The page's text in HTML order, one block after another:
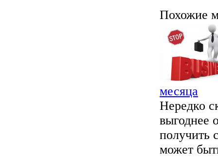
Похожие
месяца
Нередко
выгоднее
получить
может